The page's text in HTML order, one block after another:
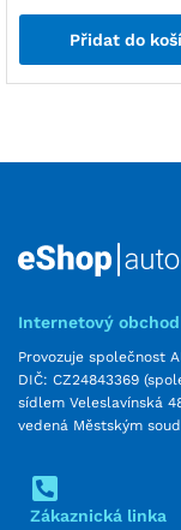
Přidat do
Internetový
Provozuje společnost
DIČ: CZ24843369
sídlem Veleslavínská
vedená Městským
Zákaznická linka